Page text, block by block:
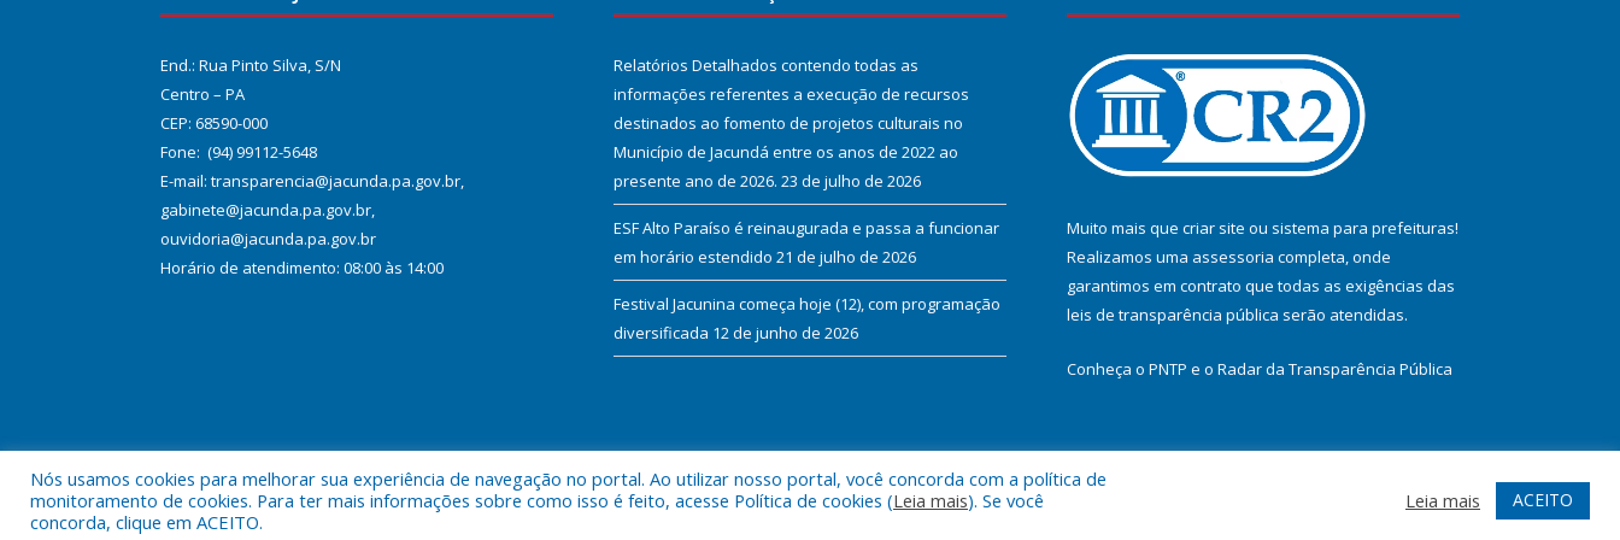
End.: Rua Pinto Silva, S/N
Centro – PA
CEP: 68590-000
Fone: (94) 99112-5648
E-mail: transparencia@jacunda.pa.gov.br,
gabinete@jacunda.pa.gov.br,
ouvidoria@jacunda.pa.gov.br
Horário de atendimento: 08:00 às 14:00
Relatórios Detalhados contendo todas as
informações referentes a execução de recursos
destinados ao fomento de projetos culturais no
Município de Jacundá entre os anos de 2022 ao
presente ano de 2026. 23 de julho de 2026
ESF Alto Paraíso é reinaugurada e passa a funcionar
em horário estendido 21 de julho de 2026
Festival Jacunina começa hoje (12), com programação
diversificada 12 de junho de 2026
Muito mais que criar site ou sistema para prefeituras!
Realizamos uma assessoria completa, onde
garantimos em contrato que todas as exigências das
leis de transparência pública serão atendidas.
Conheça o PNTP e o Radar da Transparência Pública
Todos os direitos reservados a Prefeitura Municipal de Jacundá. Mapa do Site Acessar Webmail
Nós usamos cookies para melhorar sua experiência de navegação no portal. Ao utilizar nosso portal, você concorda com a política de
monitoramento de cookies. Para ter mais informações sobre como isso é feito, acesse Política de cookies (Leia mais). Se você
concorda, clique em ACEITO.
Leia mais ACEITO